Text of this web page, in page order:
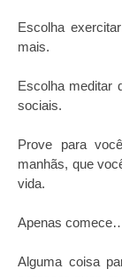
Escolha
mais.
Escolha meditar
sociais.
Prove para
manhãs, que
vida.
Apenas
Alguma coisa